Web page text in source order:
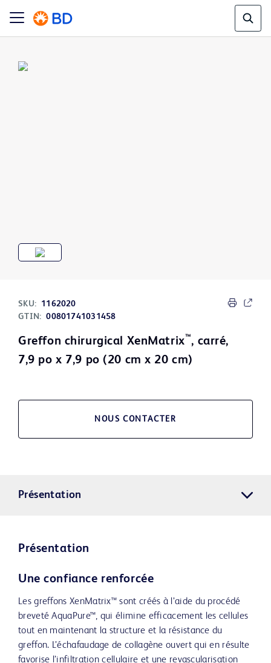
SKU:
1162020
GTIN: 00801741031458
Greffon chirurgical XenMatrix™, carré,
7,9 po x 7,9 po (20 cm x 20 cm)
NOUS CONTACTER
Présentation
Présentation
Une confiance renforcée
Les greffons XenMatrix™ sont créés à l’aide du procédé
breveté AquaPure™, qui élimine efficacement les cellules
tout en maintenant la structure et la résistance du
greffon. L’échafaudage de collagène ouvert qui en résulte
favorise l’infiltration cellulaire et une revascularisation